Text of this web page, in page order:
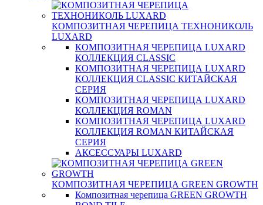
КОМПОЗИТНАЯ ЧЕРЕПИЦА ТЕХНОНИКОЛЬ
LUXARD
КОМПОЗИТНАЯ ЧЕРЕПИЦА LUXARD
КОЛЛЕКЦИЯ CLASSIC
КОМПОЗИТНАЯ ЧЕРЕПИЦА LUXARD
КОЛЛЕКЦИЯ CLASSIC КИТАЙСКАЯ
СЕРИЯ
КОМПОЗИТНАЯ ЧЕРЕПИЦА LUXARD
КОЛЛЕКЦИЯ ROMAN
КОМПОЗИТНАЯ ЧЕРЕПИЦА LUXARD
КОЛЛЕКЦИЯ ROMAN КИТАЙСКАЯ
СЕРИЯ
АКСЕССУАРЫ LUXARD
КОМПОЗИТНАЯ ЧЕРЕПИЦА GREEN GROWTH
Композитная черепица GREEN GROWTH